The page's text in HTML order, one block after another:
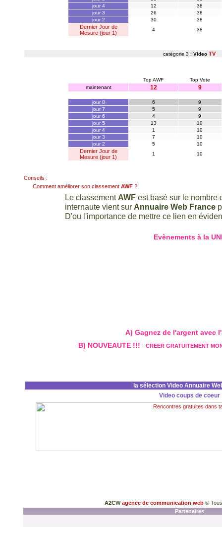
jour 4
12
38
jour 3
26
38
jour 2
30 38
Dernier Jour de
Mesure (jour 1)
4 38
catégorie 3 : Video TV
Top AWF
Top Vote
maintenant
12 9
jour 8 6
9
jour 7
5
9
jour 6
4
9
jour 5
13
10
jour 4
1
10
jour 3
7
10
jour 2
5 10
Dernier Jour de
Mesure (jour 1)
1 10
Conseils :
Comment améliorer son classement AWF ?
Le classement AWF est basé sur le nombre
internaute vient sur Annuaire Web France
D'ou l'importance de mettre ce lien en
Evènements à la
A) Gagnez de l'argent avec
B) NOUVEAUTE !!! - CREER GRATUITEMENT
la sélection Video Annuaire
Video coups de coeur
A2CWagence de communication web ©
Partenaires